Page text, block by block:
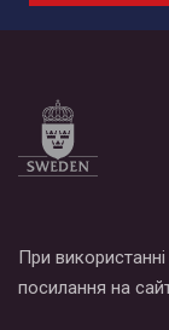
При
посилання на